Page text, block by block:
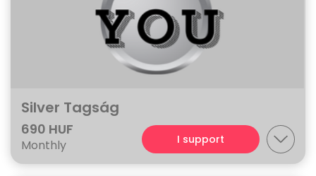
Silver Tagság
690 HUF
Monthly I support